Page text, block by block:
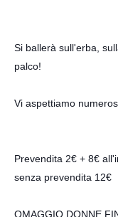
Si ballerà sull'erba,
palco!
Vi aspettiamo
Prevendita 2€ + 8€
senza prevendita 12€
OMAGGIO DONNE